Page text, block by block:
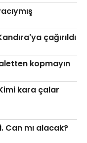
çağırıldı
kopmayın
kara çalar
Can mı alacak?